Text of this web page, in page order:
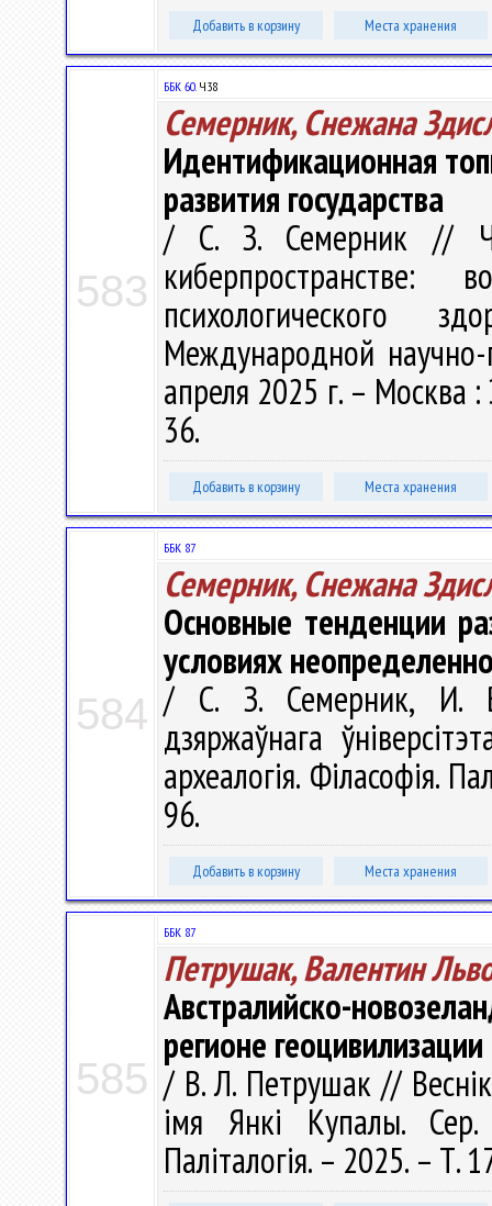
Добавить в корзину Места хранения
583
ББК 60.Ч38
Семерник, Снежана
Идентификационная
развития государства
/ С. З. Семерник //
Международной
апреля 2025 г. – Москва
36.
Добавить в корзину Места хранения
584
ББК 87
Семерник, Снежана
Основные тенденции
условиях
/ С. З. Семерник, И. В.
дзяржаўнага
археалогія. Філасофія.
96.
Добавить в корзину Места хранения
585
ББК 87
Петрушак, Валентин
Австралийско-
регионе
/ В. Л. Петрушак // Веснік
імя Янкі Купалы. Сер.
Паліталогія. – 2025. –